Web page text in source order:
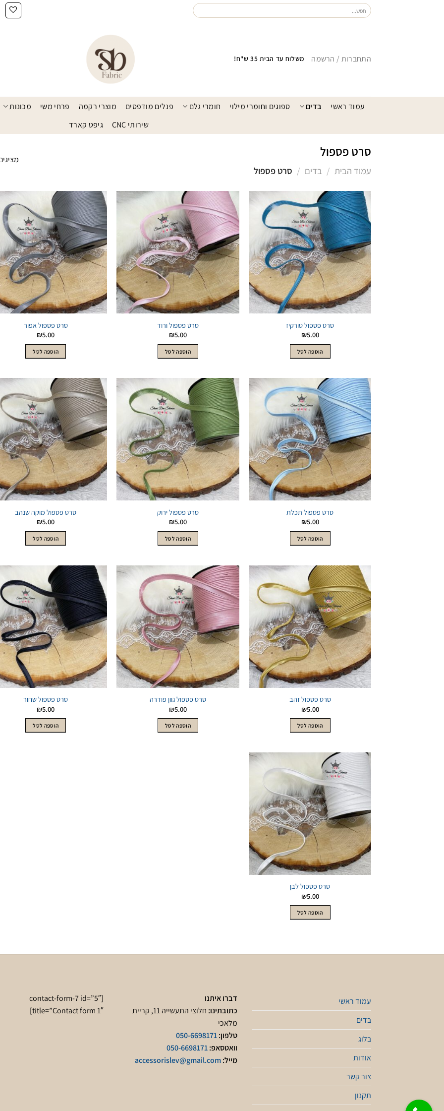
חיפוש
עבור:
התחברות / הרשמה משלוח עד הבית 35 ש"ח!
עמוד ראשי בדים ספוגים וחומרי מילוי חומרי גלם פנלים מודפסים מוצרי רקמה פרחי משי
מכונות
שירותי CNC
גיפט קארד
סרט פספול
עמוד הבית / בדים / סרט פספול
מציגים
הוסף
לWishlist
סרט פספול טורקיז
₪5.00
הוספה לסל
סרט פספול ורוד
₪5.00
הוספה לסל
לWishlist
סרט פספול אפור
₪5.00
הוספה לסל
לWishlist
סרט פספול תכלת
₪5.00
הוספה לסל
הוסף
לWishlist
סרט פספול ירוק
₪5.00
הוספה לסל
לWishlist
סרט פספול מוקה שנהב
₪5.00
הוספה לסל
הוסף
לWishlist
סרט פספול זהב
₪5.00
הוספה לסל
סרט פספול גוון פודרה
₪5.00
הוספה לסל
לWishlist
סרט פספול שחור
₪5.00
הוספה לסל
לWishlist
סרט פספול לבן
₪5.00
הוספה לסל
עמוד ראשי
בדים
בלוג
אודות
צור קשר
תקנון
דברו איתנו
כתובתינו:
חלוצי התעשייה 11, קריית
מלאכי
טלפון:050-6698171
וואטסאפ:050-6698171
מייל:accessorislev@gmail.com
[contact-form-7 id=”5″
title=”Contact form 1″]